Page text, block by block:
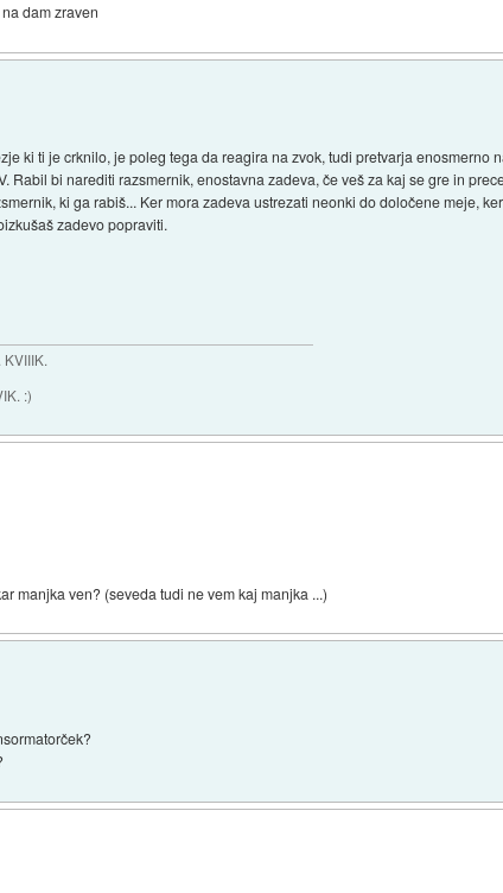
dam zraven
ki ti je crknilo, je poleg tega da reagira na zvok, tudi pretvarja enosmerno
Rabil bi narediti razsmernik, enostavna zadeva, če veš za kaj se gre in
ki ga rabiš... Ker mora zadeva ustrezati neonki do določene meje,
zadevo popraviti.
KVIIIK.
:)
manjka ven? (seveda tudi ne vem kaj manjka ...)